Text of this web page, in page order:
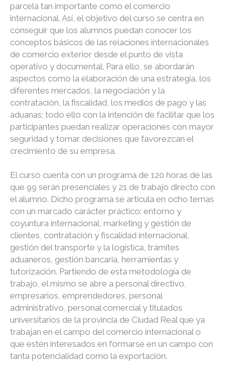
parcela tan importante como el comercio
internacional. Así, el objetivo del curso se centra en
conseguir que los alumnos puedan conocer los
conceptos básicos de las relaciones internacionales
de comercio exterior desde el punto de vista
operativo y documental. Para ello, se abordarán
aspectos como la elaboración de una estrategia, los
diferentes mercados, la negociación y la
contratación, la fiscalidad, los medios de pago y las
aduanas; todo ello con la intención de facilitar que los
participantes puedan realizar operaciones con mayor
seguridad y tomar decisiones que favorezcan el
crecimiento de su empresa.
El curso cuenta con un programa de 120 horas de las
que 99 serán presenciales y 21 de trabajo directo con
el alumno. Dicho programa se articula en ocho temas
con un marcado carácter práctico: entorno y
coyuntura internacional, marketing y gestión de
clientes, contratación y fiscalidad internacional,
gestión del transporte y la logística, trámites
aduaneros, gestión bancaria, herramientas y
tutorización. Partiendo de esta metodología de
trabajo, el mismo se abre a personal directivo,
empresarios, emprendedores, personal
administrativo, personal comercial y titulados
universitarios de la provincia de Ciudad Real que ya
trabajan en el campo del comercio internacional o
que estén interesados en formarse en un campo con
tanta potencialidad como la exportación.